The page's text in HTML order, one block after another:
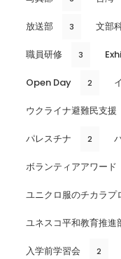
放送部 3 文部
職員研修 3
Open Day 2
ウクライナ避難民支援
パレスチナ 2
ボランティアアワード
ユニクロ服のチカラプ
ユネスコ平和教育推進
入学前学習会 2